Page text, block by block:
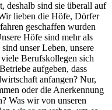
deshalb sind sie überall auf
lieben die Höfe, Dörfer
geschaffen wurden
Höfe sind mehr als
unser Leben, unsere
Berufskollegen sich
aufgeben, dass
anfangen? Nur,
oder die Anerkennung
Was wir von unseren